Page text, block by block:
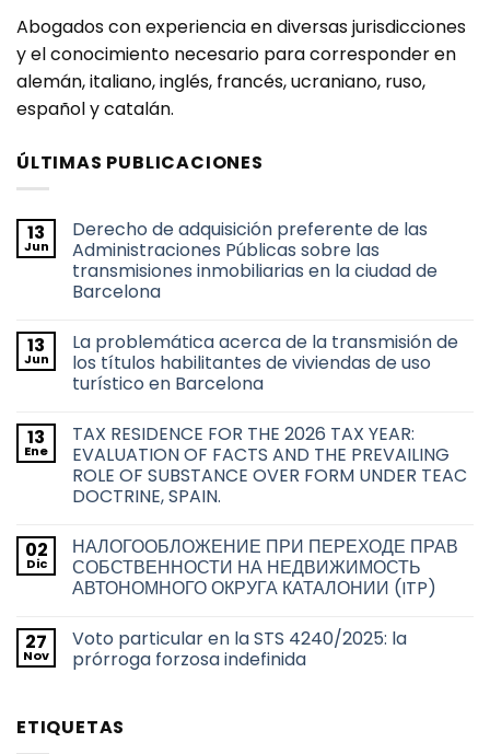
Abogados con experiencia en diversas jurisdicciones
y el conocimiento necesario para corresponder en
alemán, italiano, inglés, francés, ucraniano, ruso,
español y catalán.
ÚLTIMAS PUBLICACIONES
13
Jun
Derecho de adquisición preferente de las
Administraciones Públicas sobre las
transmisiones inmobiliarias en la ciudad de
Barcelona
comentarios
en
Derecho
de
de
las
Administraciones
Públicas
sobre
las
en
la
ciudad
de
Barcelona
13
Jun
La problemática acerca de la transmisión de
los títulos habilitantes de viviendas de uso
turístico en Barcelona
comentarios
en
La
problemática
acerca
de
de
los
títulos
habilitantes
de
uso
turístico
en
13
Ene
TAX RESIDENCE FOR THE 2026 TAX YEAR:
EVALUATION OF FACTS AND THE PREVAILING
ROLE OF SUBSTANCE OVER FORM UNDER TEAC
DOCTRINE, SPAIN.
comentarios
en
TAX
RESIDENCE
2026
TAX
YEAR:
EVALUATION
THE
02
Dic
НАЛОГООБЛОЖЕНИЕ ПРИ ПЕРЕХОДЕ ПРАВ
СОБСТВЕННОСТИ НА НЕДВИЖИМОСТЬ
АВТОНОМНОГО ОКРУГА КАТАЛОНИИ (ITP)
comentarios
en
НАЛОГООБЛОЖЕНИЕ
СОБСТВЕННОСТИ
НА
27
Nov
Voto particular en la STS 4240/2025: la
prórroga forzosa indefinida
en
Voto
ETIQUETAS